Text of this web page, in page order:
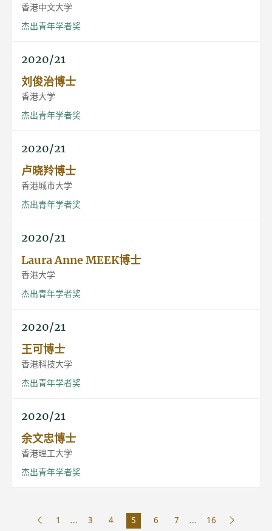
香港中文大学
杰出青年学者奖
2020/21
刘俊治博士
香港大学
杰出青年学者奖
2020/21
卢晓羚博士
香港城市大学
杰出青年学者奖
2020/21
Laura Anne MEEK博士
香港大学
杰出青年学者奖
2020/21
王可博士
香港科技大学
杰出青年学者奖
2020/21
余文忠博士
香港理工大学
杰出青年学者奖
1 ... 3 4 5 6 7 ... 16